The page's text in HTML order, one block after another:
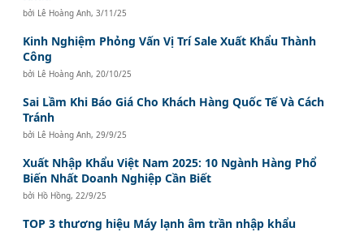
bởi Lê Hoàng Anh,3/11/25
Kinh Nghiệm Phỏng Vấn Vị Trí Sale Xuất Khẩu Thành
Công
bởi Lê Hoàng Anh, 20/10/25
Sai Lầm Khi Báo Giá Cho Khách Hàng Quốc Tế Và Cách
Tránh
bởi Lê Hoàng Anh, 29/9/25
Xuất Nhập Khẩu Việt Nam 2025: 10 Ngành Hàng Phổ
Biến Nhất Doanh Nghiệp Cần Biết
bởi Hồ Hồng, 22/9/25
TOP 3 thương hiệu Máy lạnh âm trần nhập khẩu